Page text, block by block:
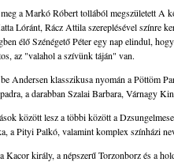
a Markó Róbert tollából megszületett A
Lóránt, Rácz Attila szereplésével színre
élő Szénégető Péter egy nap elindul,
az "valahol a szívünk táján" van.
Andersen klasszikusa nyomán a Pöttöm
a darabban Szalai Barbara, Várnagy
között lesz a többi között a
a Pityi Palkó, valamint komplex színházi
Kacor király, a népszerű Torzonborz és a